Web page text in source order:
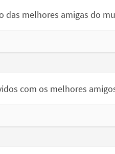
das melhores amigas do
com os melhores